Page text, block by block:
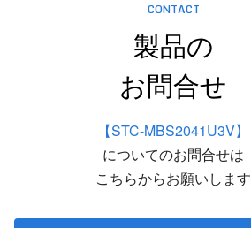
CONTACT
製品の
お問合せ
【STC-MBS2041U3V】
についてのお問合せは
こちらからお願いします